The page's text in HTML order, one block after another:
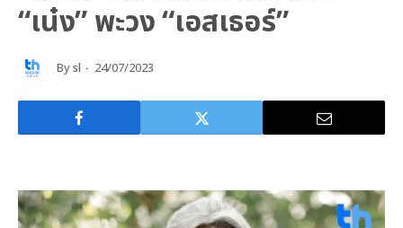
“เน๋ง” พะวง “เอสเธอร์”
Bysl 24/07/2023